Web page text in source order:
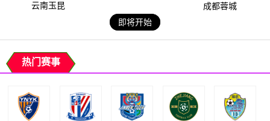
云南玉昆
成都蓉城
即将开始
热门赛事